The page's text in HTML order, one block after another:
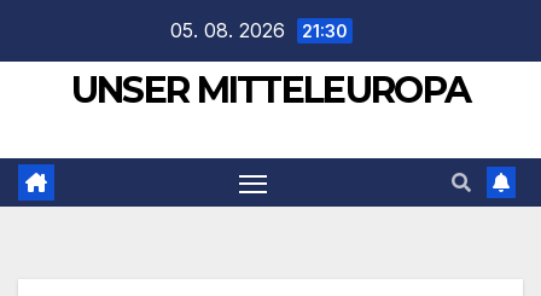
springen
05. 08. 2026 21:30
UNSER MITTELEUROPA